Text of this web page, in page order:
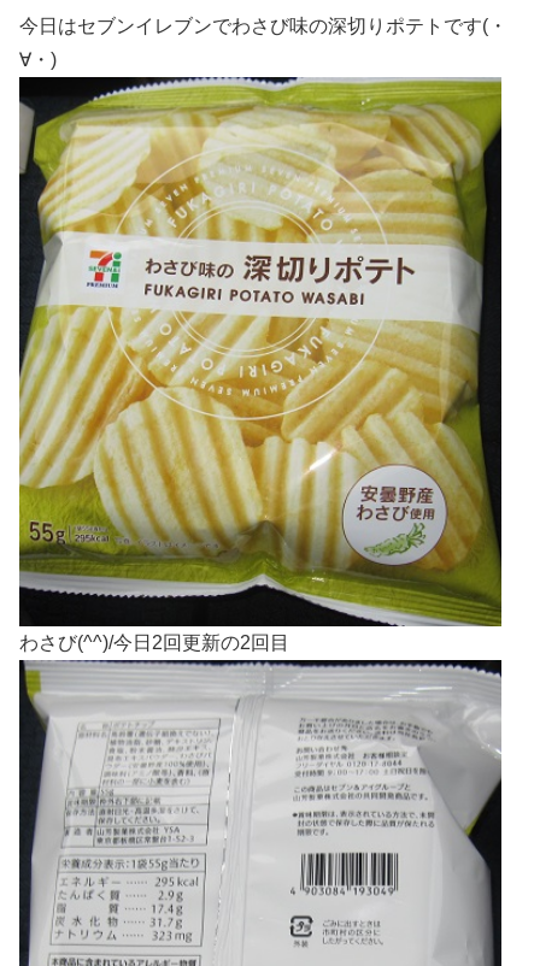
今日はセブンイレブンでわさび味の深切りポテトです(・
∀・)
わさび(^^)/今日2回更新の2回目